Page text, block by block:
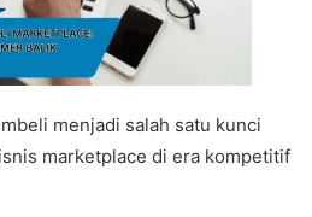
menjadi salah satu kunci
marketplace di era kompetitif